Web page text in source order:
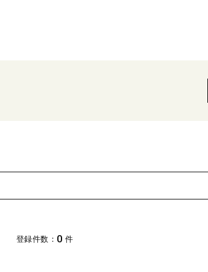
登録件数： 0 件